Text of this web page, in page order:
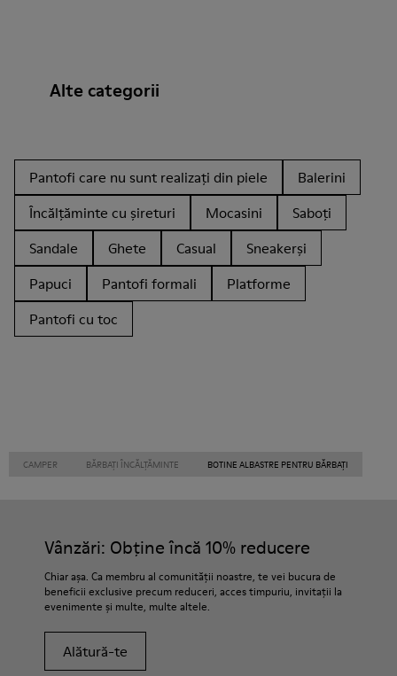
Alte categorii
Pantofi care nu sunt realizați din piele
Balerini
Încălțăminte cu șireturi
Mocasini
Saboți
Sandale
Ghete Casual
Sneakerși
Papuci
Pantofi formali
Platforme
Pantofi cu toc
CAMPER BĂRBAȚI ÎNCĂLȚĂMINTE BOTINE ALBASTRE PENTRU BĂRBAȚI
Vânzări: Obține încă 10% reducere
Chiar așa. Ca membru al comunității noastre, te vei bucura de
beneficii exclusive precum reduceri, acces timpuriu, invitații la
evenimente și multe, multe altele.
Alătură-te